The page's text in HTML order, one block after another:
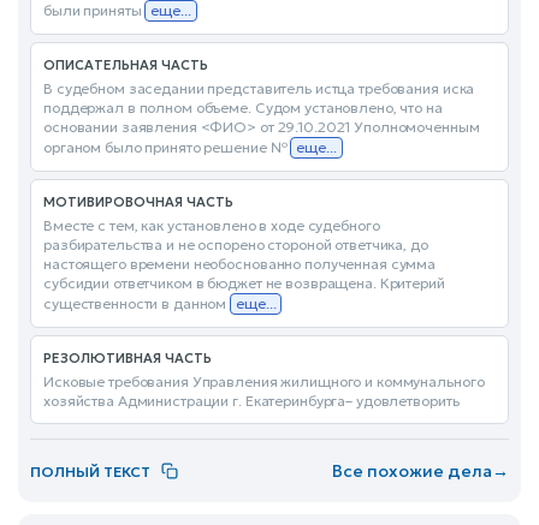
были приняты еще...
ОПИСАТЕЛЬНАЯ ЧАСТЬ
В судебном заседании представитель истца требования иска
поддержал в полном объеме. Судом установлено, что на
основании заявления <ФИО> от 29.10.2021 Уполномоченным
органом было принято решение № еще...
МОТИВИРОВОЧНАЯ ЧАСТЬ
Вместе с тем, как установлено в ходе судебного
разбирательства и не оспорено стороной ответчика, до
настоящего времени необоснованно полученная сумма
субсидии ответчиком в бюджет не возвращена. Критерий
существенности в данном еще...
РЕЗОЛЮТИВНАЯ ЧАСТЬ
Исковые требования Управления жилищного и коммунального
хозяйства Администрации г. Екатеринбурга– удовлетворить
ПОЛНЫЙ ТЕКСТ Все похожие дела→